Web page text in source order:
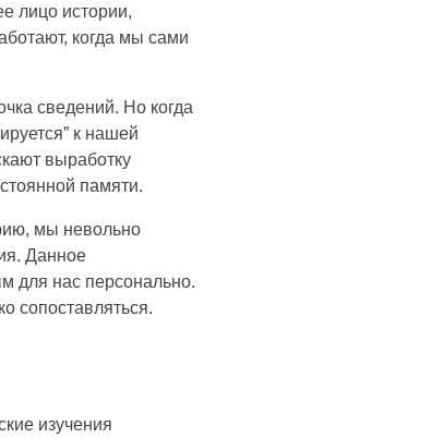
лицо истории,
когда мы сами
сведений. Но когда
к нашей
выработку
памяти.
мы невольно
Данное
для нас персонально.
сопоставляться.
изучения